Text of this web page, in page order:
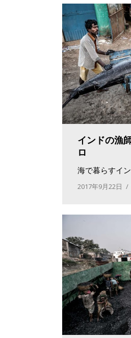
インドの漁
ロ
海で暮らすイ
2017年9月22日